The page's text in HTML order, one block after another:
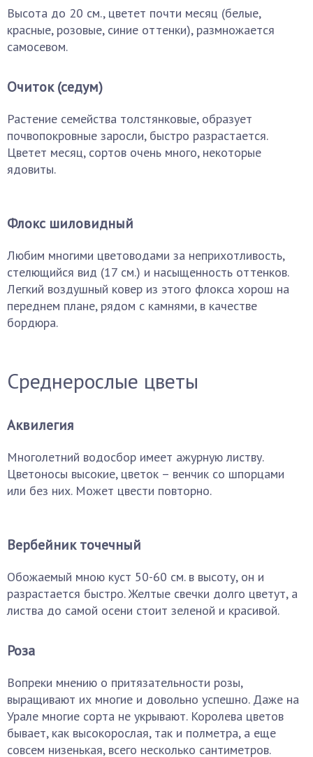
Высота до 20 см., цветет почти месяц (белые,
красные, розовые, синие оттенки), размножается
самосевом.
Очиток (седум)
Растение семейства толстянковые, образует
почвопокровные заросли, быстро разрастается.
Цветет месяц, сортов очень много, некоторые
ядовиты.
Флокс шиловидный
Любим многими цветоводами за неприхотливость,
стелющийся вид (17 см.) и насыщенность оттенков.
Легкий воздушный ковер из этого флокса хорош на
переднем плане, рядом с камнями, в качестве
бордюра.
Среднерослые цветы
Аквилегия
Многолетний водосбор имеет ажурную листву.
Цветоносы высокие, цветок – венчик со шпорцами
или без них. Может цвести повторно.
Вербейник точечный
Обожаемый мною куст 50-60 см. в высоту, он и
разрастается быстро. Желтые свечки долго цветут, а
листва до самой осени стоит зеленой и красивой.
Роза
Вопреки мнению о притязательности розы,
выращивают их многие и довольно успешно. Даже на
Урале многие сорта не укрывают. Королева цветов
бывает, как высокорослая, так и полметра, а еще
совсем низенькая, всего несколько сантиметров.